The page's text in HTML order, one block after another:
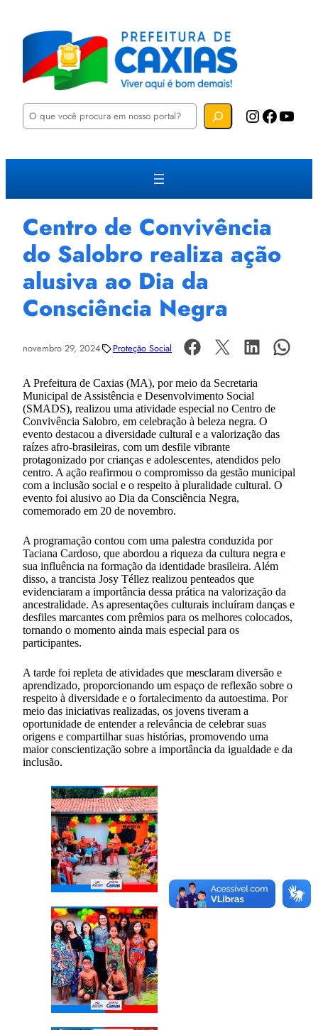
P
u
a
Instagram Facebook YouTube
Centro de Convivência
do Salobro realiza ação
alusiva ao Dia da
Consciência Negra
novembro 29, 2024 Proteção Social
A Prefeitura de Caxias (MA), por meio da Secretaria
Municipal de Assistência e Desenvolvimento Social
(SMADS), realizou uma atividade especial no Centro de
Convivência Salobro, em celebração à beleza negra. O
evento destacou a diversidade cultural e a valorização das
raízes afro-brasileiras, com um desfile vibrante
protagonizado por crianças e adolescentes, atendidos pelo
centro. A ação reafirmou o compromisso da gestão municipal
com a inclusão social e o respeito à pluralidade cultural. O
evento foi alusivo ao Dia da Consciência Negra,
comemorado em 20 de novembro.
A programação contou com uma palestra conduzida por
Taciana Cardoso, que abordou a riqueza da cultura negra e
sua influência na formação da identidade brasileira. Além
disso, a trancista Josy Téllez realizou penteados que
evidenciaram a importância dessa prática na valorização da
ancestralidade. As apresentações culturais incluíram danças e
desfiles marcantes com prêmios para os melhores colocados,
tornando o momento ainda mais especial para os
participantes.
A tarde foi repleta de atividades que mesclaram diversão e
aprendizado, proporcionando um espaço de reflexão sobre o
respeito à diversidade e o fortalecimento da autoestima. Por
meio das iniciativas realizadas, os jovens tiveram a
oportunidade de entender a relevância de celebrar suas
origens e compartilhar suas histórias, promovendo uma
maior conscientização sobre a importância da igualdade e da
inclusão.